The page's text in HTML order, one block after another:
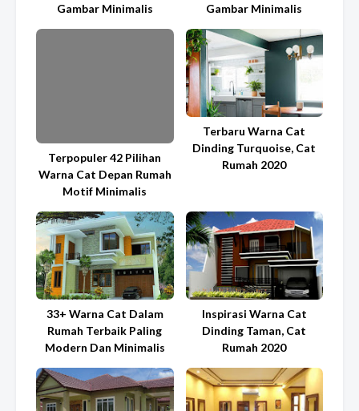
Gambar Minimalis
Gambar Minimalis
Terpopuler 42 Pilihan
Warna Cat Depan Rumah
Motif Minimalis
Terbaru Warna Cat
Dinding Turquoise, Cat
Rumah 2020
33+ Warna Cat Dalam
Rumah Terbaik Paling
Modern Dan Minimalis
Inspirasi Warna Cat
Dinding Taman, Cat
Rumah 2020